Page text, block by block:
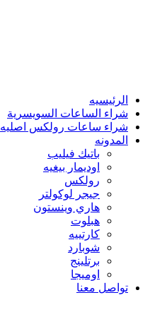
الرئيسيه
شراء الساعات السويسرية
شراء ساعات رولكس اصليه
المدونه
باتيك فيليب
اوديمار بيغيه
رولكس
جيجر لوكولتر
هاري وينستون
هبلوت
كارتييه
شوبارد
برتلينج
اوميجا
تواصل معنا